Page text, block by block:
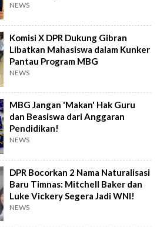
NEWS
Komisi X DPR Dukung Gibran
Libatkan Mahasiswa dalam Kunker
Pantau Program MBG
NEWS
MBG Jangan 'Makan' Hak Guru
dan Beasiswa dari Anggaran
Pendidikan!
NEWS
DPR Bocorkan 2 Nama Naturalisasi
Baru Timnas: Mitchell Baker dan
Luke Vickery Segera Jadi WNI!
NEWS